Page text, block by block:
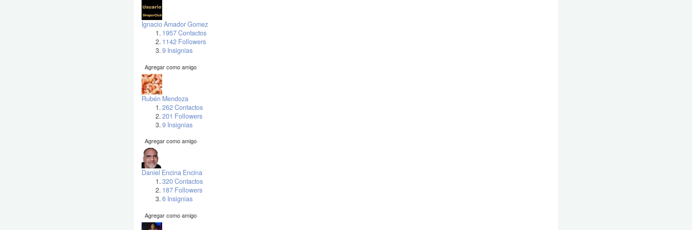
Ignacio Amador Gomez
1957 Contactos
1142 Followers
9 Insignias
Agregar como amigo
Rubén Mendoza
262 Contactos
201 Followers
9 Insignias
Agregar como amigo
Daniel Encina Encina
320 Contactos
187 Followers
6 Insignias
Agregar como amigo